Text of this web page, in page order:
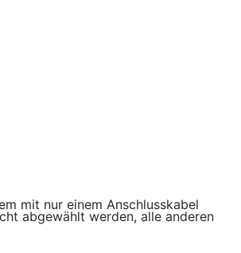
mit nur einem Anschlusskabel
abgewählt werden, alle anderen